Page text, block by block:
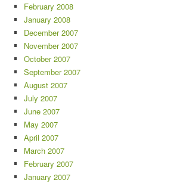
February 2008
January 2008
December 2007
November 2007
October 2007
September 2007
August 2007
July 2007
June 2007
May 2007
April 2007
March 2007
February 2007
January 2007